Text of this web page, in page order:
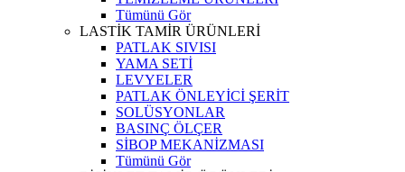
Tümünü Gör
LASTİK TAMİR ÜRÜNLERİ
PATLAK SIVISI
YAMA SETİ
LEVYELER
PATLAK ÖNLEYİCİ ŞERİT
SOLÜSYONLAR
BASINÇ ÖLÇER
SİBOP MEKANİZMASI
Tümünü Gör